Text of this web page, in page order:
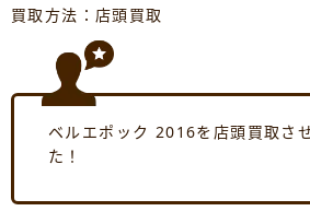
買取方法：店頭買取
ベルエポック 2016を店頭買取さ
た！